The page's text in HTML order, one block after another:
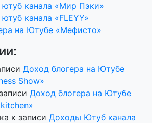
ютуб канала «Мир Пэки»
канала «FLEYY»
на Ютубе «Мефисто»
Доход блогера на Ютубе
Show»
Доход блогера на Ютубе
к записи Доходы Ютуб канала